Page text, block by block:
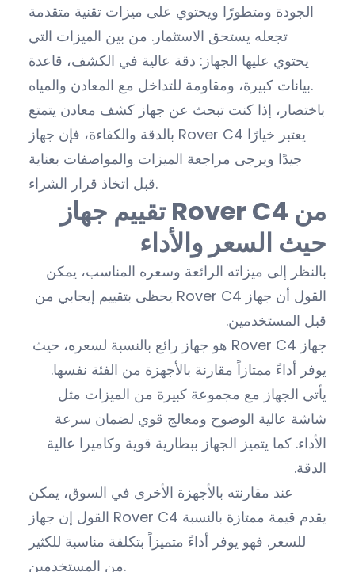
الجودة ومتطورًا ويحتوي على ميزات تقنية متقدمة
تجعله يستحق الاستثمار. من بين الميزات التي
يحتوي عليها الجهاز: دقة عالية في الكشف، قاعدة
بيانات كبيرة، ومقاومة للتداخل مع المعادن والمياه.
باختصار، إذا كنت تبحث عن جهاز كشف معادن يتمتع
بالدقة والكفاءة، فإن جهاز Rover C4 يعتبر خيارًا
جيدًا ويرجى مراجعة الميزات والمواصفات بعناية
قبل اتخاذ قرار الشراء.
تقييم جهاز Rover C4 من
حيث السعر والأداء
بالنظر إلى ميزاته الرائعة وسعره المناسب، يمكن
القول أن جهاز Rover C4 يحظى بتقييم إيجابي من
قبل المستخدمين.
جهاز Rover C4 هو جهاز رائع بالنسبة لسعره، حيث
يوفر أداءً ممتازاً مقارنة بالأجهزة من الفئة نفسها.
يأتي الجهاز مع مجموعة كبيرة من الميزات مثل
شاشة عالية الوضوح ومعالج قوي لضمان سرعة
الأداء. كما يتميز الجهاز ببطارية قوية وكاميرا عالية
الدقة.
عند مقارنته بالأجهزة الأخرى في السوق، يمكن
القول إن جهاز Rover C4 يقدم قيمة ممتازة بالنسبة
للسعر. فهو يوفر أداءً متميزاً بتكلفة مناسبة للكثير
من المستخدمين.